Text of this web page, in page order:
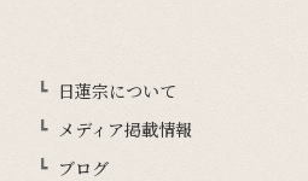
日蓮宗について
メディア掲載情報
ブログ